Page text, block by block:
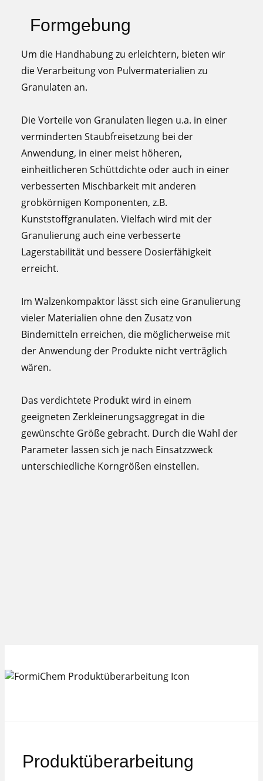
Formgebung
Um die Handhabung zu erleichtern, bieten wir
die Verarbeitung von Pulvermaterialien zu
Granulaten an.
Die Vorteile von Granulaten liegen u.a. in einer
verminderten Staubfreisetzung bei der
Anwendung, in einer meist höheren,
einheitlicheren Schüttdichte oder auch in einer
verbesserten Mischbarkeit mit anderen
grobkörnigen Komponenten, z.B.
Kunststoffgranulaten. Vielfach wird mit der
Granulierung auch eine verbesserte
Lagerstabilität und bessere Dosierfähigkeit
erreicht.
Im Walzenkompaktor lässt sich eine Granulierung
vieler Materialien ohne den Zusatz von
Bindemitteln erreichen, die möglicherweise mit
der Anwendung der Produkte nicht verträglich
wären.
Das verdichtete Produkt wird in einem
geeigneten Zerkleinerungsaggregat in die
gewünschte Größe gebracht. Durch die Wahl der
Parameter lassen sich je nach Einsatzzweck
unterschiedliche Korngrößen einstellen.
Produktüberarbeitung